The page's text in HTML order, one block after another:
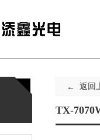
返回
TX-